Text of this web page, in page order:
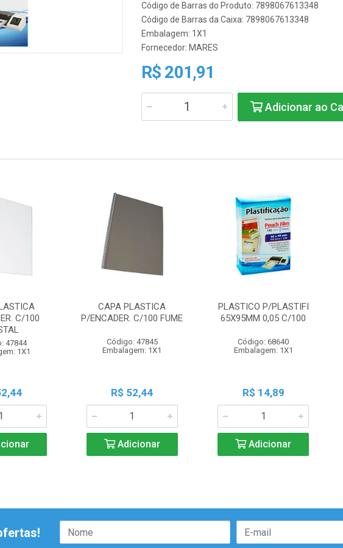
Código de Barras do Produto: 7898067613348
Código de Barras da Caixa: 7898067613348
Embalagem: 1X1
Fornecedor: MARES
R$ 201,91
Adicionar ao
C/100
47844
1X1
CAPA PLASTICA
P/ENCADER. C/100 FUME
Código: 47845
Embalagem: 1X1
R$ 52,44
Adicionar
PLASTICO P/PLASTIFI
65X95MM 0,05 C/100
Código: 68640
Embalagem: 1X1
R$ 14,89
Adicionar